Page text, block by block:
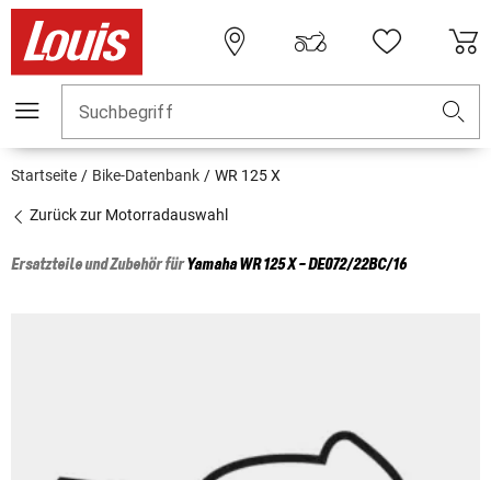
Suchbegriff
Startseite Bike-Datenbank WR 125 X
Zurück zur Motorradauswahl
Ersatzteile und Zubehör fürYamahaWR 125 X - DE072/22BC/16